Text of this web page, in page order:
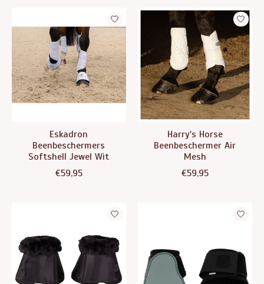
Eskadron
Beenbeschermers
Softshell Jewel Wit
€59,95
Harry's Horse
Beenbeschermer Air
Mesh
€59,95